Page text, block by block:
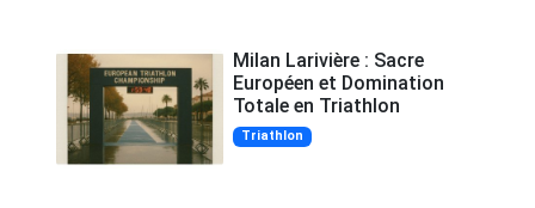
Milan Larivière : Sacre
Européen et Domination
Totale en Triathlon
Triathlon